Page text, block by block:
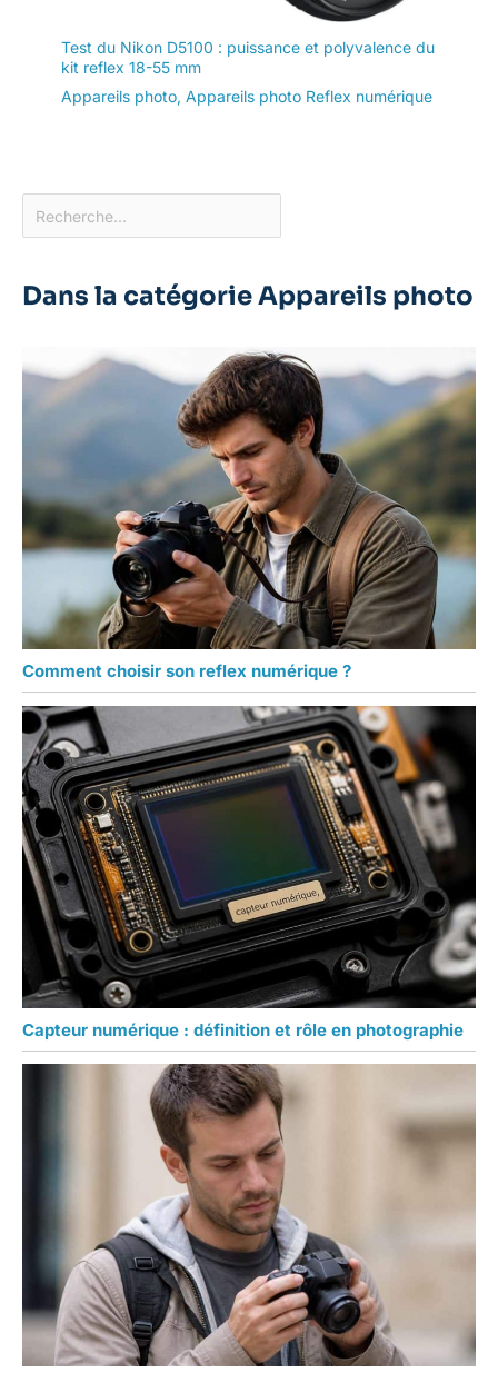
Test du Nikon D5100 : puissance et polyvalence du
kit reflex 18-55 mm
Appareils photo, Appareils photo Reflex numérique
Dans la catégorie Appareils photo
Comment choisir son reflex numérique ?
Capteur numérique : définition et rôle en photographie